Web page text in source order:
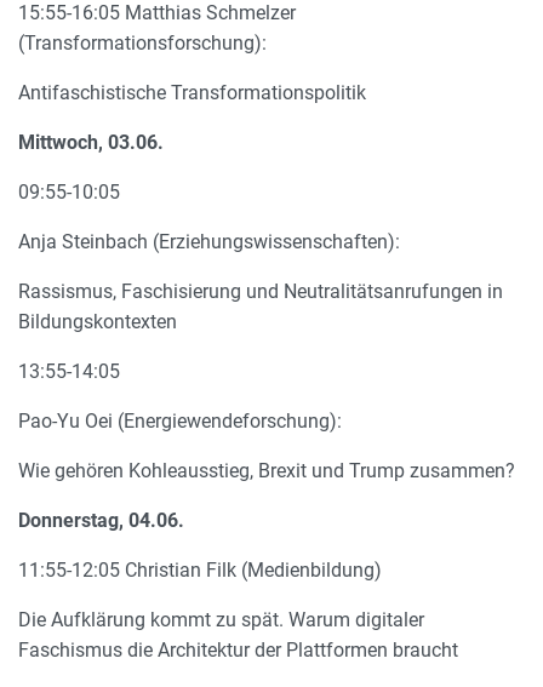
15:55-16:05 Matthias Schmelzer
(Transformationsforschung):
Antifaschistische Transformationspolitik
Mittwoch, 03.06.
09:55-10:05
Anja Steinbach (Erziehungswissenschaften):
Rassismus, Faschisierung und Neutralitätsanrufungen in
Bildungskontexten
13:55-14:05
Pao-Yu Oei (Energiewendeforschung):
Wie gehören Kohleausstieg, Brexit und Trump zusammen?
Donnerstag, 04.06.
11:55-12:05 Christian Filk (Medienbildung)
Die Aufklärung kommt zu spät. Warum digitaler
Faschismus die Architektur der Plattformen braucht